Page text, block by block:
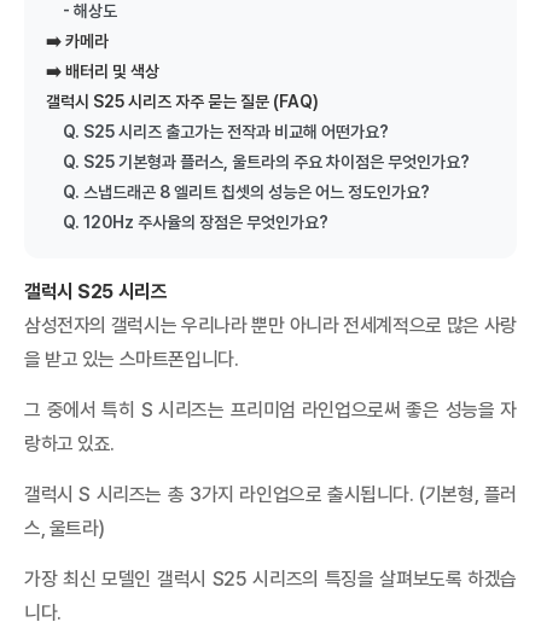
아이폰 폴드 루머 총정리 (2026) 아이폰 폴드 루머 목차 1. 개요 2.
출시 일정 3. 디자인 및 폼팩터 4. 디스플레이 5. 프로세...
SKT 통합요금제 개편: 베스트·라이트 총정리
개편 시행 타임라인 3. 기존 요금제 개편 사항 4. 신규 통합요...
KT 통합요금제 개편: 초이스·베이직 요금제 총정리
KT 통합요금제 개편: 초이스·베이직 요금제 총정리 목차 1. 개편 개
갤럭시 글라스 vs 레이밴 메타, AI 안경 완벽 비교
갤럭시 글라스 vs 레이밴 메타, AI 안경 완벽 비교 갤럭시 글라스 및
레이밴 메타 AI 안경 스펙 및 특징 비교 목차 1. 개요 2. ...
[2026] 부모님 휴대폰 추천과 고르는 법 총정리
[2026] 부모님 휴대폰 추천과 고르는 법 총정리 갤럭시 Z 폴드8·
폴드8 울트라·플립8 라인업 부모님 휴대폰을 바꿔드리려고 알아보
휴대폰 성지란? 찾는 방법, 좌표 뜻, 시세표 보는 법 정리 휴대폰 성
지는 통신사 지원금과 판매점 추가지원금을 함께 비교해 단말기값
- 해상도
➡️ 카메라
➡️ 배터리 및 색상
갤럭시 S25 시리즈 자주 묻는 질문 (FAQ)
Q. S25 시리즈 출고가는 전작과 비교해 어떤가요?
Q. S25 기본형과 플러스, 울트라의 주요 차이점은 무엇인가요?
Q. 스냅드래곤 8 엘리트 칩셋의 성능은 어느 정도인가요?
Q. 120Hz 주사율의 장점은 무엇인가요?
갤럭시 S25 시리즈
삼성전자의 갤럭시는 우리나라 뿐만 아니라 전세계적으로 많은 사랑
을 받고 있는 스마트폰입니다.
그 중에서 특히 S 시리즈는 프리미엄 라인업으로써 좋은 성능을 자
랑하고 있죠.
갤럭시 S 시리즈는 총 3가지 라인업으로 출시됩니다. (기본형, 플러
스, 울트라)
가장 최신 모델인 갤럭시 S25 시리즈의 특징을 살펴보도록 하겠습
니다.